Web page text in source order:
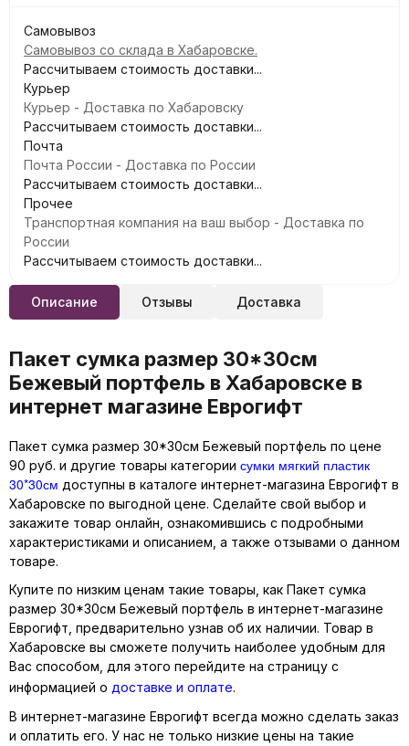
Самовывоз
Самовывоз со склада в Хабаровске.
Рассчитываем стоимость доставки...
Курьер
Курьер - Доставка по Хабаровску
Рассчитываем стоимость доставки...
Почта
Почта России - Доставка по России
Рассчитываем стоимость доставки...
Прочее
Транспортная компания на ваш выбор - Доставка по
России
Рассчитываем стоимость доставки...
Описание Отзывы Доставка
Пакет сумка размер 30*30см
Бежевый портфель в Хабаровске в
интернет магазине Еврогифт
Пакет сумка размер 30*30см Бежевый портфель по цене
90 руб. и другие товары категории сумки мягкий пластик
30*30см доступны в каталоге интернет-магазина Еврогифт в
Хабаровске по выгодной цене. Сделайте свой выбор и
закажите товар онлайн, ознакомившись с подробными
характеристиками и описанием, а также отзывами о данном
товаре.
Купите по низким ценам такие товары, как Пакет сумка
размер 30*30см Бежевый портфель в интернет-магазине
Еврогифт, предварительно узнав об их наличии. Товар в
Хабаровске вы сможете получить наиболее удобным для
Вас способом, для этого перейдите на страницу с
информацией о доставке и оплате.
В интернет-магазине Еврогифт всегда можно сделать заказ
и оплатить его. У нас не только низкие цены на такие